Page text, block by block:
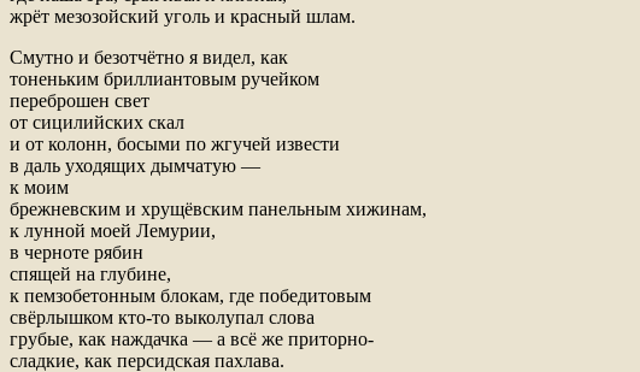
жрёт мезозойский уголь и красный шлам.
Смутно и безотчётно я видел, как
тоненьким бриллиантовым ручейком
переброшен свет
от сицилийских скал
и от колонн, босыми по жгучей извести
в даль уходящих дымчатую —
к моим
брежневским и хрущёвским панельным хижинам,
к лунной моей Лемурии,
в черноте рябин
спящей на глубине,
к пемзобетонным блокам, где победитовым
свёрлышком кто-то выколупал слова
грубые, как наждачка — а всё же приторно-
сладкие, как персидская пахлава.